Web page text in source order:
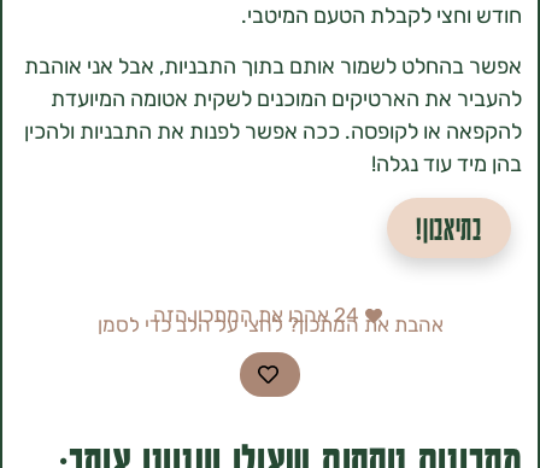
לקבלת הטעם המיטבי.
לשמור אותם בתוך התבניות, אבל אני אוהבת
את הארטיקים המוכנים לשקית אטומה המיועדת
או לקופסה. ככה אפשר לפנות את התבניות ולהכין
נגלה!
24אהבו את המתכון הזה
אהבת את המתכון? לחצי על הלב כדי לסמן